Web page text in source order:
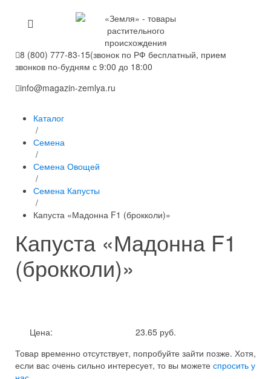
8 (800) 777-83-15(звонок по РФ бесплатный, прием
звонков по-будням с 9:00 до 18:00
info@magazin-zemlya.ru
Каталог
/
Семена
/
Семена Овощей
/
Семена Капусты
/
Капуста «Мадонна F1 (брокколи)»
Капуста «Мадонна F1
(брокколи)»
Цена:
23.65 руб.
Товар временно отсутствует, попробуйте зайти позже. Хотя,
если вас очень сильно интересует, то вы можете спросить у